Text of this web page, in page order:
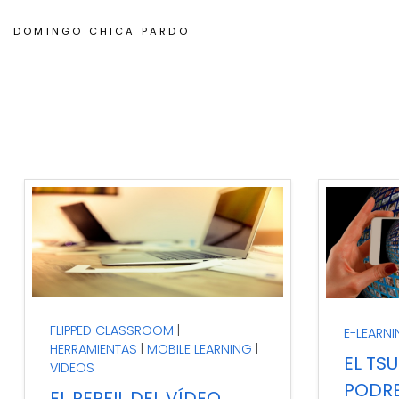
DOMINGO CHICA PARDO
El potencial de los vídeos
educativos reside en ofrecer
a los estudiantes la
posibilidad de desarrollar un
FLIPPED CLASSROOM
HERRAMIENTAS
MOBILE LEARNING
VIDEOS
En
unos
vez
E-
EL